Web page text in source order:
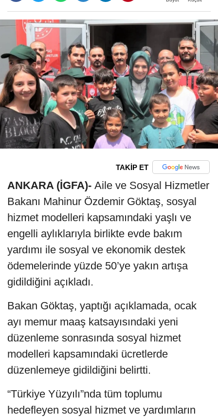
TAKİP ET
ANKARA (İGFA)- Aile ve Sosyal Hizmetler
Bakanı Mahinur Özdemir Göktaş, sosyal
hizmet modelleri kapsamındaki yaşlı ve
engelli aylıklarıyla birlikte evde bakım
yardımı ile sosyal ve ekonomik destek
ödemelerinde yüzde 50’ye yakın artışa
gidildiğini açıkladı.
Bakan Göktaş, yaptığı açıklamada, ocak
ayı memur maaş katsayısındaki yeni
düzenleme sonrasında sosyal hizmet
modelleri kapsamındaki ücretlerde
düzenlemeye gidildiğini belirtti.
“Türkiye Yüzyılı”nda tüm toplumu
hedefleyen sosyal hizmet ve yardımların